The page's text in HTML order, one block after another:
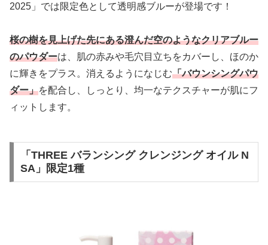
2025」では限定色として透明感ブルーが登場です！
桜の樹を見上げた先にある澄んだ空のようなクリアブルー
のパウダーは、肌の赤みや毛穴目立ちをカバーし、ほのか
に輝きをプラス。消えるようになじむ「バウンシングパウ
ダー」を配合し、しっとり、均一なテクスチャーが肌にフ
ィットします。
「THREE バランシング クレンジング オイル N
SA」限定1種